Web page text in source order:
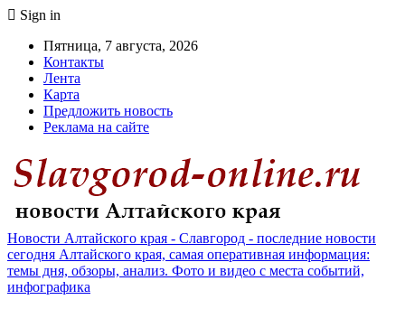
Sign in
Пятница, 7 августа, 2026
Контакты
Лента
Карта
Предложить новость
Реклама на сайте
Новости Алтайского края - Славгород - последние новости
сегодня Алтайского края, самая оперативная информация:
темы дня, обзоры, анализ. Фото и видео с места событий,
инфографика